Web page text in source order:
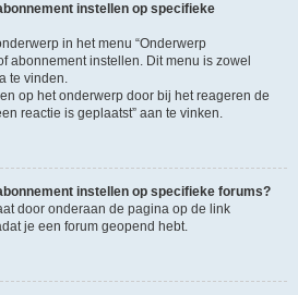
instellen op specifieke
in het menu “Onderwerp
abonnement instellen. Dit menu is zowel
te vinden.
op het onderwerp door bij het reageren de
reactie is geplaatst” aan te vinken.
instellen op specifieke forums?
door onderaan de pagina op de link
je een forum geopend hebt.